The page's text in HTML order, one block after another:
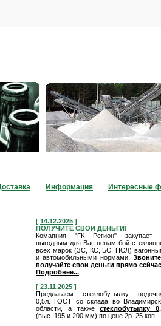
Информация Интересные
[ 14.12.2025 ]
ПОЛУЧИТЕ СВОИ ДЕНЬГИ!
Комапния "ГК Регион" закупает
выгодным для Вас ценам бой
всех марок (ЗС, КС, БС, ПСЛ)
и автомобильными нормами.
получайте свои деньги прямо
Подробнее...:
[ 23.11.2025 ]
Предлагаем стеклобутылку
0,5л. ГОСТ со склада во
области, а такжестеклобутылку
(выс. 195 и 200 мм) по цене 2р. 25 коп.